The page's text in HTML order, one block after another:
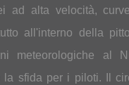
ad alta velocità,
all'interno della
meteorologiche al
la sfida per i piloti. Il